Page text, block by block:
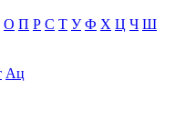
О П Р С Т У Ф Х Ц Ч Ш
Ац